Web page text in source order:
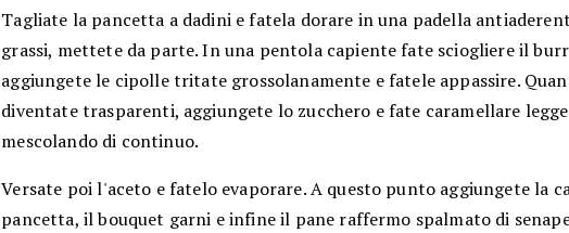
Tagliate la pancetta a dadini e fatela dorare in una padella
grassi, mettete da parte. In una pentola capiente fate sciogliere il
aggiungete le cipolle tritate grossolanamente e fatele appassire.
diventate trasparenti, aggiungete lo zucchero e fate caramellare
mescolando di continuo.
Versate poi l'aceto e fatelo evaporare. A questo punto aggiungete la
pancetta, il bouquet garni e infine il pane raffermo spalmato di